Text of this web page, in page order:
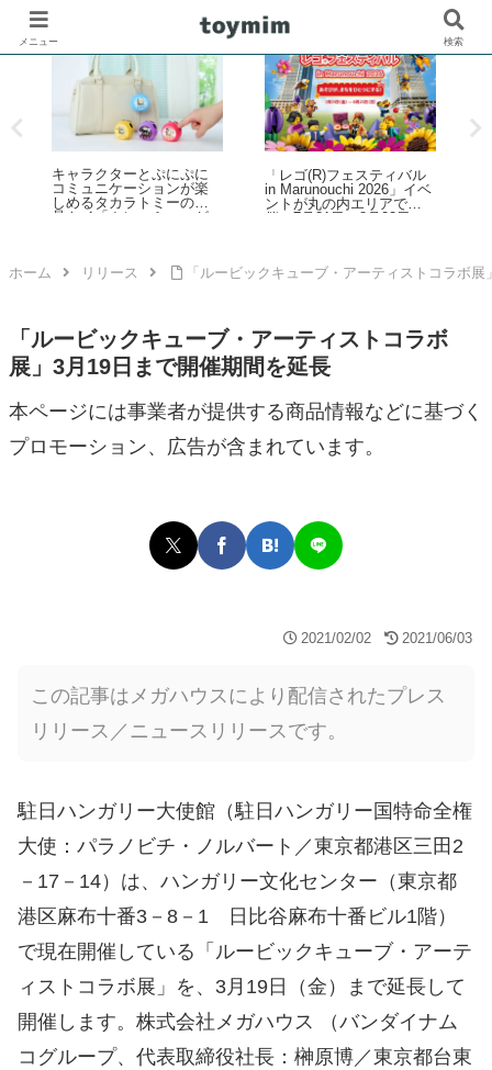
キャラクターとぷにぷに
コミュニケーションが楽
しめるタカラトミーの液
晶トイ「ぷにコミュ」が
「レゴ(R)フェスティバル
in Marunouchi 2026」イベ
ントが丸の内エリアで開
催！7月31日～8月23日
ホーム リリース 「ルービックキューブ・アーティストコラボ
「ルービックキューブ・アーティストコラボ
展」3月19日まで開催期間を延長
本ページには事業者が提供する商品情報などに基づく
プロモーション、広告が含まれています。
2021/02/02 2021/06/03
この記事はメガハウスにより配信されたプレス
リリース／ニュースリリースです。
駐日ハンガリー大使館（駐日ハンガリー国特命全権
大使：パラノビチ・ノルバート／東京都港区三田2
－17－14）は、ハンガリー文化センター（東京都
港区麻布十番3－8－1 日比谷麻布十番ビル1階）
で現在開催している「ルービックキューブ・アーテ
ィストコラボ展」を、3月19日（金）まで延長して
開催します。株式会社メガハウス （バンダイナム
コグループ、代表取締役社長：榊原博／東京都台東
メニュー 検索